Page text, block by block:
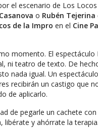
el escenario de Los
o Rubén Tejerina
de la Impro en el Cine
momento. El espectáculo
ni teatro de texto. De
nada igual. Un
recibirán un castigo que
de aplicarlo.
de pegarle un cachete
libérate y ahórrate la terapia.